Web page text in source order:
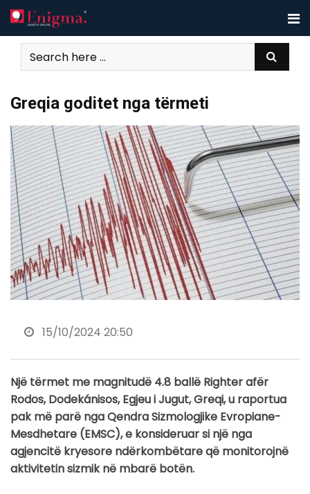
Skip
to
content
Greqia goditet nga tërmeti
15/10/2024 20:50
Një tërmet me magnitudë 4.8 ballë Righter afër
Rodos, Dodekánisos, Egjeu i Jugut, Greqi, u raportua
pak më parë nga Qendra Sizmologjike Evropiane-
Mesdhetare (EMSC), e konsideruar si një nga
agjencitë kryesore ndërkombëtare që monitorojnë
aktivitetin sizmik në mbarë botën.